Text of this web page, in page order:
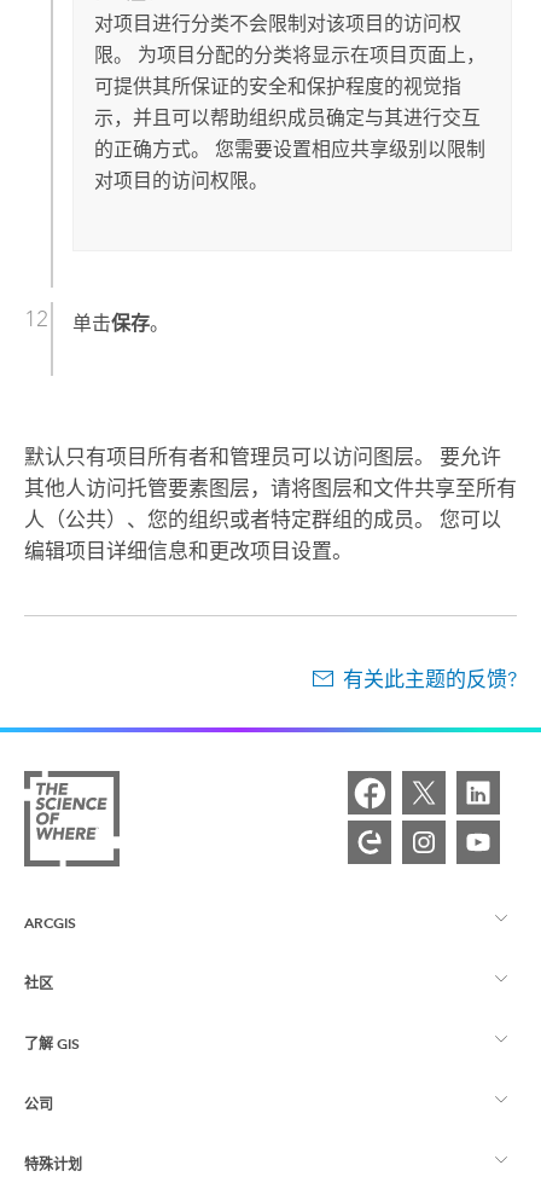
对项目进行分类不会限制对该项目的访问权
限。 为项目分配的分类将显示在项目页面上，
可提供其所保证的安全和保护程度的视觉指
示，并且可以帮助组织成员确定与其进行交互
的正确方式。 您需要设置相应共享级别以限制
对项目的访问权限。
单击保存。
默认只有项目所有者和管理员可以访问图层。 要允许
其他人访问托管要素图层，请将图层和文件共享至所有
人（公共）、您的组织或者特定群组的成员。 您可以
编辑项目详细信息和更改项目设置。
有关此主题的反馈?
ARCGIS
ArcGIS 概览
制图
社区
Esri 社区
ArcGIS 博客
了解 GIS
什么是 GIS？
位置智能
公司
关于 Esri
特殊计划